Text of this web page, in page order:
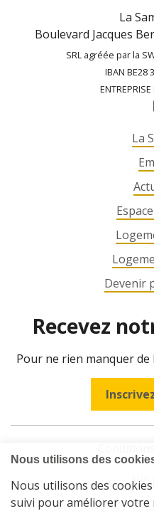
La
Boulevard Jacques
SRL agréée par la
IBAN BE28
La
Devenir
Recevez
Pour ne rien manquer
Vie